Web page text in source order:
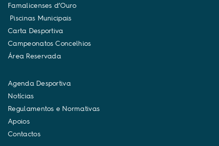
Famalicenses d’Ouro
Piscinas Municipais
Carta Desportiva
Campeonatos Concelhios
Área Reservada
Agenda Desportiva
Notícias
Regulamentos e Normativas
Apoios
Contactos